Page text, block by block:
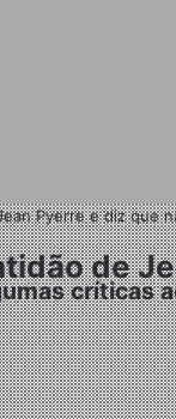
Pyerre e diz que
de
críticas